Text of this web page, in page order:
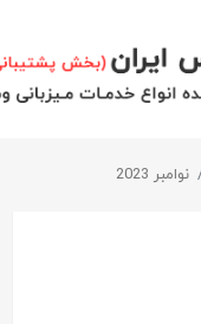
نوامبر 2023